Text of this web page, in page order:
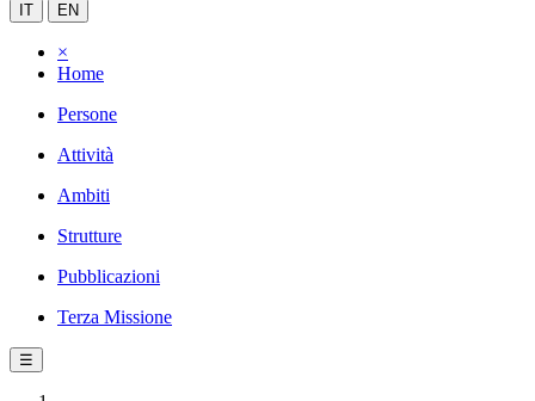
IT EN
×
Home
Persone
Attività
Ambiti
Strutture
Pubblicazioni
Terza Missione
☰